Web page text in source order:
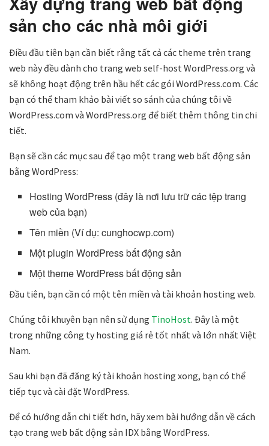
sản cho các nhà môi giới
Điều đầu tiên bạn cần biết rằng tất cả các theme trên trang
web này đều dành cho trang web self-host WordPress.org và
sẽ không hoạt động trên hầu hết các gói WordPress.com. Các
bạn có thể tham khảo bài viết so sánh của chúng tôi về
WordPress.com và WordPress.org để biết thêm thông tin chi
tiết.
Bạn sẽ cần các mục sau để tạo một trang web bất động sản
bằng WordPress:
Hosting WordPress (đây là nơi lưu trữ các tệp trang
web của bạn)
Tên miền (Ví dụ: cunghocwp.com)
Một plugin WordPress bất động sản
Một theme WordPress bất động sản
Đầu tiên, bạn cần có một tên miền và tài khoản hosting web.
Chúng tôi khuyên bạn nên sử dụng TinoHost. Đây là một
trong những công ty hosting giá rẻ tốt nhất và lớn nhất Việt
Nam.
Sau khi bạn đã đăng ký tài khoản hosting xong, bạn có thể
tiếp tục và cài đặt WordPress.
Để có hướng dẫn chi tiết hơn, hãy xem bài hướng dẫn về cách
tạo trang web bất động sản IDX bằng WordPress.